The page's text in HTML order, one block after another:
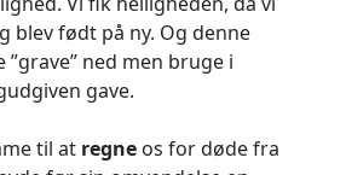
blev født på ny. Og denne
ned men bruge i
gave.
til at regne os for døde fra